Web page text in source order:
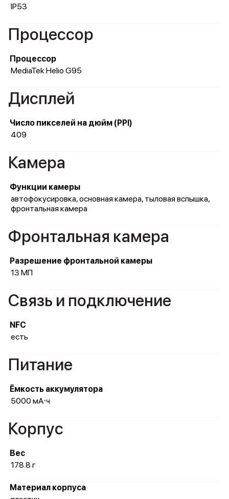
IP53
Процессор
Процессор
MediaTek Helio G95
Дисплей
Число пикселей на дюйм (PPI)
409
Камера
Функции камеры
автофокусировка, основная камера, тыловая вспышка,
фронтальная камера
Фронтальная камера
Разрешение фронтальной камеры
13 МП
Связь и подключение
NFC
есть
Питание
Ёмкость аккумулятора
5000 мА⋅ч
Корпус
Вес
178.8 г
Материал корпуса